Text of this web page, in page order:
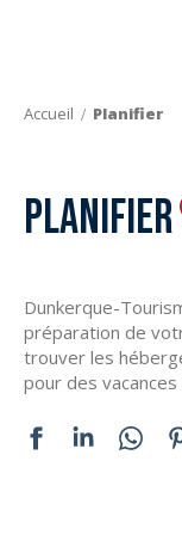
Accueil Planifier
Planifier
Dunkerque-
préparation de
trouver les
pour des